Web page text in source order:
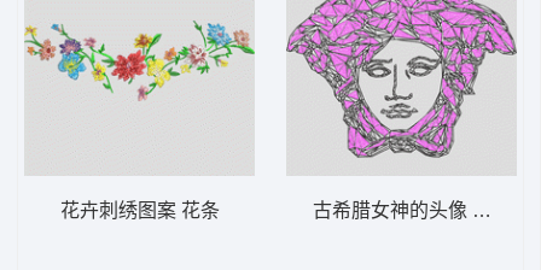
花卉刺绣图案 花条 古希腊女神的头像 范思哲